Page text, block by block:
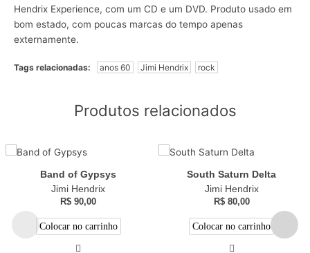
Hendrix Experience, com um CD e um DVD. Produto usado em
bom estado, com poucas marcas do tempo apenas
externamente.
Tags relacionadas: anos 60 Jimi Hendrix rock
Produtos relacionados
Band of Gypsys
Jimi Hendrix
R$ 90,00
Colocar no carrinho
South Saturn Delta
Jimi Hendrix
R$80,00
Colocar no carrinho